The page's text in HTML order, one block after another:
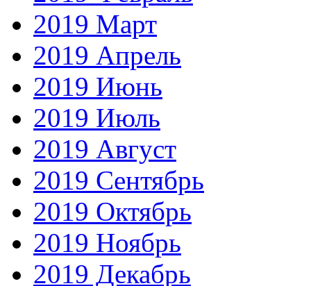
2019 Март
2019 Апрель
2019 Июнь
2019 Июль
2019 Август
2019 Сентябрь
2019 Октябрь
2019 Ноябрь
2019 Декабрь